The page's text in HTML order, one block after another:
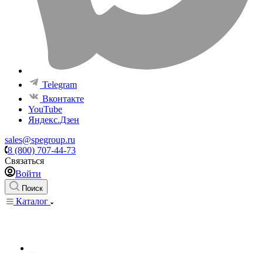
Telegram
Вконтакте
YouTube
Яндекс.Дзен
sales@spegroup.ru
8 (800) 707-44-73
Связаться
Войти
Поиск
Каталог